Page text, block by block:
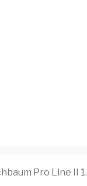
Pro Line II